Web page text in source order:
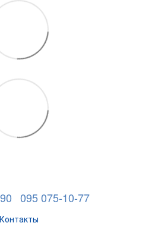
095 075-10-77
Контакты